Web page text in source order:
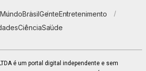
MundoBrasilGenteEntretenimento
CiênciaSaúde
é um portal digital independente e sem